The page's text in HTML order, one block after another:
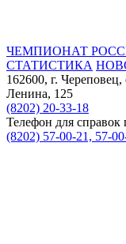
ЧЕМПИОНАТ
СТАТИСТИКА
162600, г.
Ленина, 125
(8202) 20-33-18
Телефон для
(8202) 57-00-21, 57-